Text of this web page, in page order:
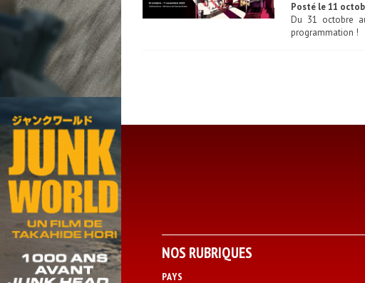
Posté le 11
Du 31 octobre
programmation !
NOS RUBRIQUES
PAYS